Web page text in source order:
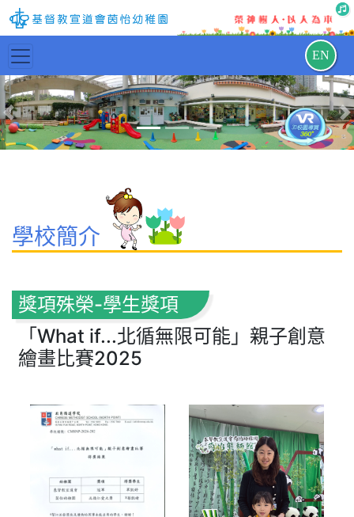
EN
Previous
學校簡介
獎項殊榮-學生獎項
「What if...北循無限可能」親子創意
繪畫比賽2025